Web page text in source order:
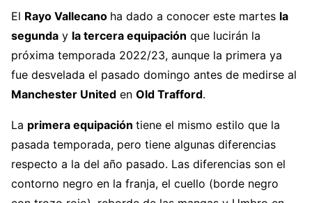
El Rayo Vallecano ha dado a conocer este martes la
segunda y la tercera equipación que lucirán la
próxima temporada 2022/23, aunque la primera ya
fue desvelada el pasado domingo antes de medirse al
Manchester United en Old Trafford.
La primera equipación tiene el mismo estilo que la
pasada temporada, pero tiene algunas diferencias
respecto a la del año pasado. Las diferencias son el
contorno negro en la franja, el cuello (borde negro